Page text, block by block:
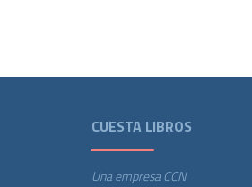
CUESTA LIBROS
Una empresa CCN